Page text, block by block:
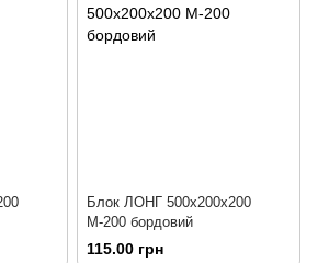
Блок ЛОНГ 500х200х200
М-200 бордовий
115.00 грн